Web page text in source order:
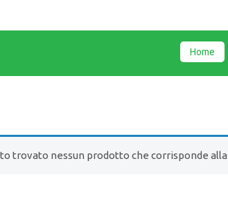
Home
trovato nessun prodotto che corrisponde